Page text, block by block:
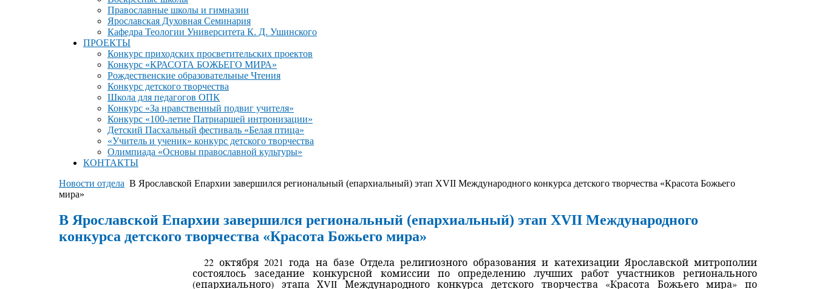
Православные школы и гимназии
Ярославская Духовная Семинария
Кафедра Теологии Университета К. Д. Ушинского
ПРОЕКТЫ
Конкурс приходских просветительских проектов
Конкурс «КРАСОТА БОЖЬЕГО МИРА»
Рождественские образовательные Чтения
Конкурс детского творчества
Школа для педагогов ОПК
Конкурс «За нравственный подвиг учителя»
Конкурс «100-летие Патриаршей интронизации»
Детский Пасхальный фестиваль «Белая птица»
«Учитель и ученик» конкурс детского творчества
Олимпиада «Основы православной культуры»
КОНТАКТЫ
Новости отдела В Ярославской Епархии завершился региональный (епархиальный) этап ХVII Международного конкурса детского творчества «Красота Божьего
мира»
В Ярославской Епархии завершился региональный (епархиальный) этап ХVII Международного
конкурса детского творчества «Красота Божьего мира»
22 октября 2021 года на базе Отдела религиозного образования и катехизации Ярославской митрополии
состоялось заседание конкурсной комиссии по определению лучших работ участников регионального
(епархиального) этапа ХVII
Международного конкурса детского творчества «Красота Божьего мира» по